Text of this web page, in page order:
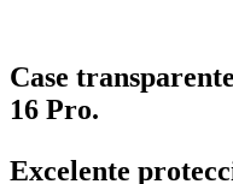
Case
16 Pro.
Excelente